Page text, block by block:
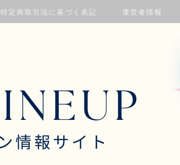
特定商取引法に基づく表記 運営者情報